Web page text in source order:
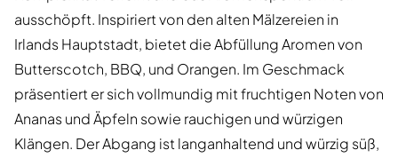
ausschöpft. Inspiriert von den alten Mälzereien in
Irlands Hauptstadt, bietet die Abfüllung Aromen von
Butterscotch, BBQ, und Orangen. Im Geschmack
präsentiert er sich vollmundig mit fruchtigen Noten von
Ananas und Äpfeln sowie rauchigen und würzigen
Klängen. Der Abgang ist langanhaltend und würzig süß,